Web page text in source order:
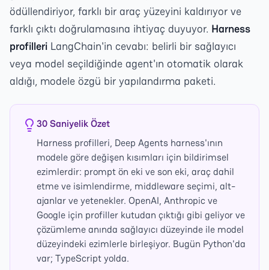
ödüllendiriyor, farklı bir araç yüzeyini kaldırıyor ve
farklı çıktı doğrulamasına ihtiyaç duyuyor. Harness
profilleri LangChain'in cevabı: belirli bir sağlayıcı
veya model seçildiğinde agent'ın otomatik olarak
aldığı, modele özgü bir yapılandırma paketi.
30 Saniyelik Özet
Harness profilleri, Deep Agents harness'ının
modele göre değişen kısımları için bildirimsel
ezimlerdir: prompt ön eki ve son eki, araç dahil
etme ve isimlendirme, middleware seçimi, alt-
ajanlar ve yetenekler. OpenAI, Anthropic ve
Google için profiller kutudan çıktığı gibi geliyor ve
çözümleme anında sağlayıcı düzeyinde ile model
düzeyindeki ezimlerle birleşiyor. Bugün Python'da
var; TypeScript yolda.